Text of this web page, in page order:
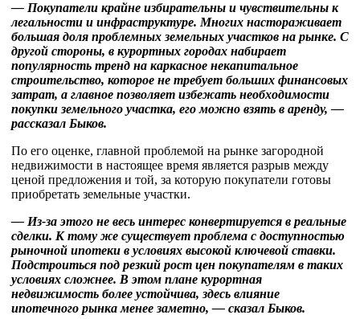
— Покупатели крайне избирательны и чувствительны к
легальности и инфраструктуре. Многих настораживает
большая доля проблемных земельных участков на рынке. С
другой стороны, в курортных городах набирает
популярность тренд на каркасное некапитальное
строительство, которое не требует больших финансовых
затрат, а главное позволяет избежать необходимости
покупки земельного участка, его можно взять в аренду, —
рассказал Быков.
По его оценке, главной проблемой на рынке загородной
недвижимости в настоящее время является разрыв между
ценой предложения и той, за которую покупатели готовы
приобретать земельные участки.
— Из-за этого не весь интерес конвертируется в реальные
сделки. К тому же существует проблема с доступностью
рыночной ипотеки в условиях высокой ключевой ставки.
Подстроиться под резкий рост цен покупателям в таких
условиях сложнее. В этом плане курортная
недвижимость более устойчива, здесь влияние
ипотечного рынка менее заметно, — сказал Быков.